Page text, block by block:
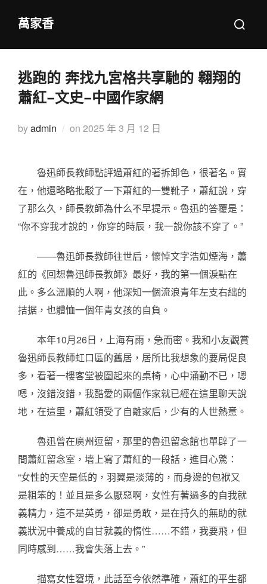
萬家香
Search
逃跑的 奔找九宮格共享馳的 翱翔的
蕭紅–文史–中國作家網
byadmin on Posted
2025 年 3 月 12 日
魯迅師長教師點評過蕭紅的著拆卸色，很著名。實
在，他還略略批駁了一下蕭紅的一雙靴子，蕭紅說，穿
了那么久，師長教師為什么不早提示。魯迅的答覆是：
“你不穿我才說的，你穿的時辰，我一說你該不穿了。”
——魯迅師長教師往世后，懷悼文字浩如煙海，蕭
紅的《回想魯迅師長教師》最好，我的第一個淚點在
此。多么溫順的人啊，他深知一個流浪青年左支右絀的
拮据，也體恤一個年青女孩的自負。
本年10月26日，上海有雨，急而密。我和小友觀賞
魯迅師長教師虹口區的舊居，居所比我想象的要局促良
多，看著一樓客堂被圍起來的桌椅，心中涌動不已，嗯
嗯，沒錯沒錯，我酷愛的兩個作家就已經在這里聊天說
地，在這里，蕭紅領受了自離家后，少有的人世熱意。
魯迅曾在廣州逗留，那里的魯迅留念館也單辟了一
間蕭紅留念室，墻上寫了蕭紅的一段話，進目心驚：
“女性的天空是低的，羽翼是淡薄的，而身邊的包袱又
是粗笨的！並且是多么厭惡啊，女性有著過多的自我就
義精力，這不是英勇，卻是勇敢，是在持久的無助的就
義狀況中養成的自甘就義的惰性……不錯，我要飛，但
同時感到……我會失落上去。”
描寫女性窘境，此話至今依然準確，蕭紅的平生都